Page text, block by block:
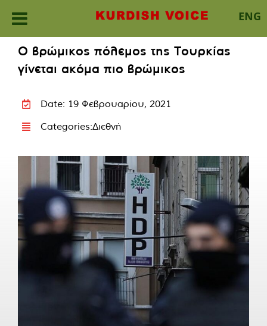
ENG
content
Ο βρώμικος πόλεμος της Τουρκίας
γίνεται ακόμα πιο βρώμικος
Date: 19 Φεβρουαρίου, 2021
Categories:Διεθνή